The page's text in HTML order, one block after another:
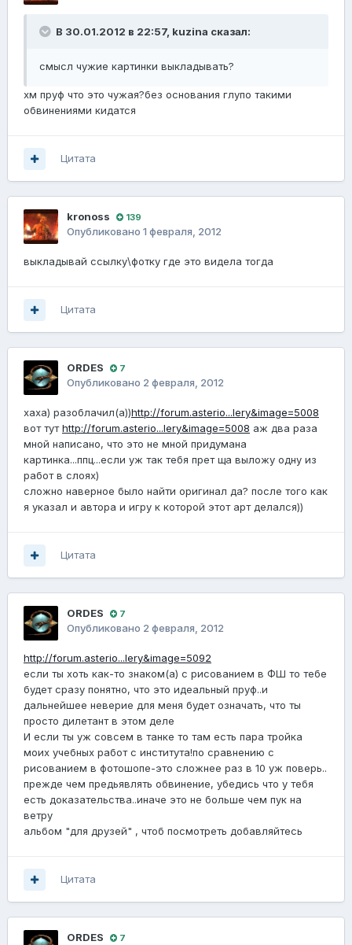
В 30.01.2012 в 22:57, kuzina сказал:
смысл чужие картинки выкладывать?
хм пруф что это чужая?без основания глупо такими
обвинениями кидатся
Цитата
kronoss 139
Опубликовано 1 февраля, 2012
выкладывай ссылку\фотку где это видела тогда
Цитата
ORDES 7
Опубликовано 2 февраля, 2012
хаха) разоблачил(а))http://forum.asterio...lery&image=5008
вот тутhttp://forum.asterio...lery&image=5008 аж два раза
мной написано, что это не мной придумана
картинка...ппц...если уж так тебя прет ща выложу одну из
работ в слоях)
сложно наверное было найти оригинал да? после того как
я указал и автора и игру к которой этот арт делался))
Цитата
ORDES 7
Опубликовано 2 февраля, 2012
http://forum.asterio...lery&image=5092
если ты хоть как-то знаком(а) с рисованием в ФШ то тебе
будет сразу понятно, что это идеальный пруф..и
дальнейшее неверие для меня будет означать, что ты
просто дилетант в этом деле
И если ты уж совсем в танке то там есть пара тройка
моих учебных работ с института!по сравнению с
рисованием в фотошопе-это сложнее раз в 10 уж поверь..
прежде чем предьявлять обвинение, убедись что у тебя
есть доказательства..иначе это не больше чем пук на
ветру
альбом "для друзей" , чтоб посмотреть добавляйтесь
Цитата
ORDES 7